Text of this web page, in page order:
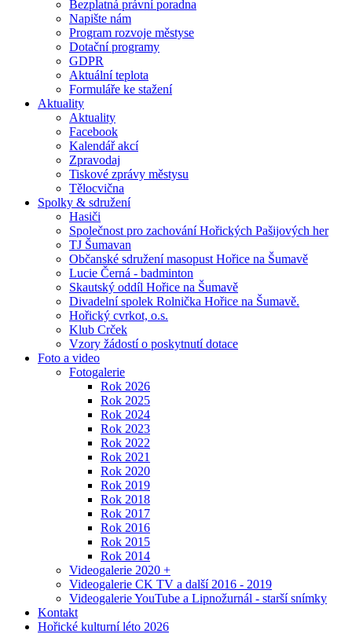
Bezplatná právní poradna
Napište nám
Program rozvoje městyse
Dotační programy
GDPR
Aktuální teplota
Formuláře ke stažení
Aktuality
Aktuality
Facebook
Kalendář akcí
Zpravodaj
Tiskové zprávy městysu
Tělocvična
Spolky & sdružení
Hasiči
Společnost pro zachování Hořických Pašijových her
TJ Šumavan
Občanské sdružení masopust Hořice na Šumavě
Lucie Černá - badminton
Skautský oddíl Hořice na Šumavě
Divadelní spolek Rolnička Hořice na Šumavě.
Hořický cvrkot, o.s.
Klub Crček
Vzory žádostí o poskytnutí dotace
Foto a video
Fotogalerie
Rok 2026
Rok 2025
Rok 2024
Rok 2023
Rok 2022
Rok 2021
Rok 2020
Rok 2019
Rok 2018
Rok 2017
Rok 2016
Rok 2015
Rok 2014
Videogalerie 2020 +
Videogalerie CK TV a další 2016 - 2019
Videogalerie YouTube a Lipnožurnál - starší snímky
Kontakt
Hořické kulturní léto 2026